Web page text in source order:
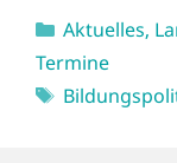
Kategorien
Aktuelles,
Termine